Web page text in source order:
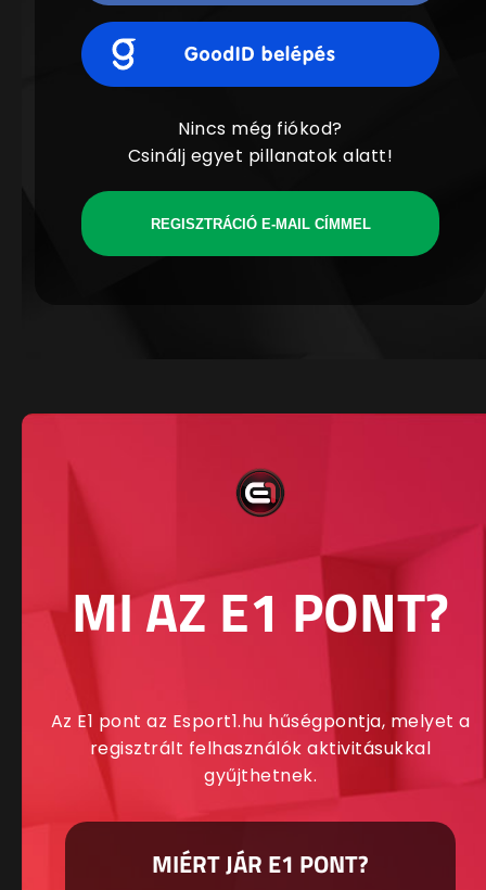
Nincs még fiókod?
Csinálj egyet pillanatok alatt!
REGISZTRÁCIÓ E-MAIL CÍMMEL
MI AZ E1 PONT?
Az E1 pont az Esport1.hu hűségpontja, melyet a
regisztrált felhasználók aktivitásukkal
gyűjthetnek.
MIÉRT JÁR E1 PONT?